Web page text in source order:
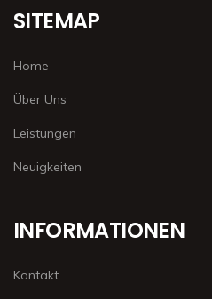
SITEMAP
Home
Über Uns
Leistungen
Neuigkeiten
INFORMATIONEN
Kontakt